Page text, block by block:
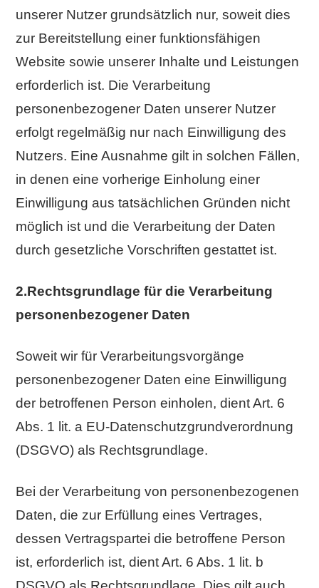
unserer Nutzer grundsätzlich nur, soweit dies
zur Bereitstellung einer funktionsfähigen
Website sowie unserer Inhalte und Leistungen
erforderlich ist. Die Verarbeitung
personenbezogener Daten unserer Nutzer
erfolgt regelmäßig nur nach Einwilligung des
Nutzers. Eine Ausnahme gilt in solchen Fällen,
in denen eine vorherige Einholung einer
Einwilligung aus tatsächlichen Gründen nicht
möglich ist und die Verarbeitung der Daten
durch gesetzliche Vorschriften gestattet ist.
2.Rechtsgrundlage für die Verarbeitung
personenbezogener Daten
Soweit wir für Verarbeitungsvorgänge
personenbezogener Daten eine Einwilligung
der betroffenen Person einholen, dient Art. 6
Abs. 1 lit. a EU-Datenschutzgrundverordnung
(DSGVO) als Rechtsgrundlage.
Bei der Verarbeitung von personenbezogenen
Daten, die zur Erfüllung eines Vertrages,
dessen Vertragspartei die betroffene Person
ist, erforderlich ist, dient Art. 6 Abs. 1 lit. b